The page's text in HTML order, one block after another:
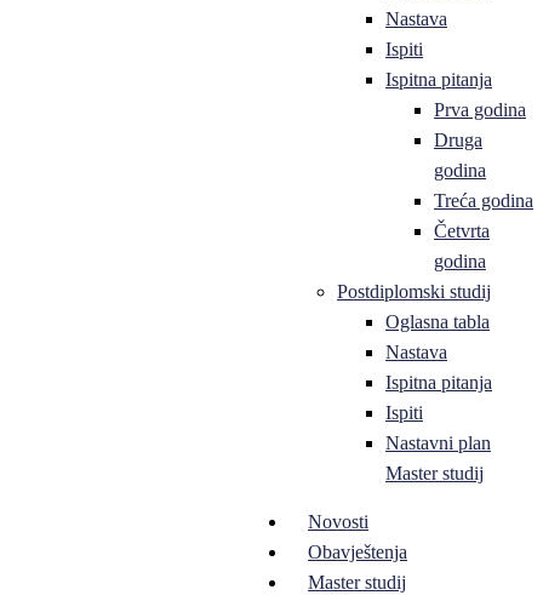
Nastava
Ispiti
Ispitna pitanja
Prva godina
Druga
godina
Treća godina
Četvrta
godina
Postdiplomski studij
Oglasna tabla
Nastava
Ispitna pitanja
Ispiti
Nastavni plan
Master studij
Novosti
Obavještenja
Master studij